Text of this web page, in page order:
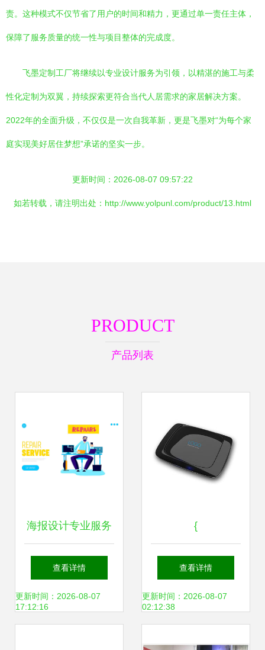
责。这种模式不仅节省了用户的时间和精力，更通过单一责任主体，
保障了服务质量的统一性与项目整体的完成度。
飞墨定制工厂将继续以专业设计服务为引领，以精湛的施工与柔
性化定制为双翼，持续探索更符合当代人居需求的家居解决方案。
2022年的全面升级，不仅仅是一次自我革新，更是飞墨对“为每个家
庭实现美好居住梦想”承诺的坚实一步。
更新时间：2026-08-07 09:57:22
如若转载，请注明出处：http://www.yolpunl.com/product/13.html
PRODUCT
产品列表
海报设计专业服务
查看详情
更新时间：2026-08-07
17:12:16
{
查看详情
更新时间：2026-08-07
02:12:38